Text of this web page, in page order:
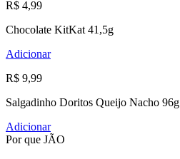
R$ 4,99
Chocolate KitKat 41,5g
Adicionar
R$ 9,99
Salgadinho Doritos Queijo Nacho 96g
Adicionar
Por que JÃO